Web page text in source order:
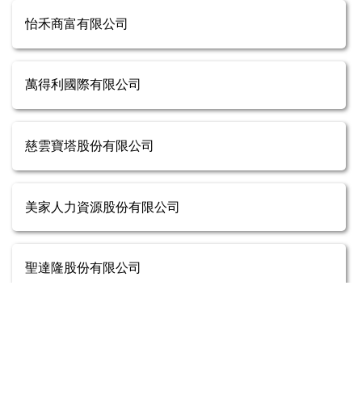
怡禾商富有限公司
萬得利國際有限公司
慈雲寶塔股份有限公司
美家人力資源股份有限公司
聖達隆股份有限公司